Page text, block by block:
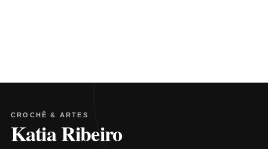
CROCHÊ & ARTES
Katia Ribeiro